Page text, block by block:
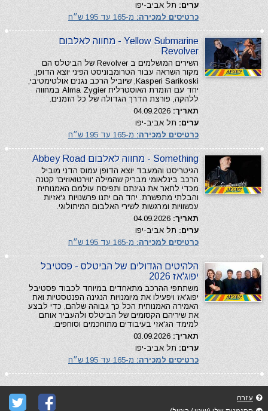
ערים: תל אביב-יפו
כרטיסים למכירה: מ-165 עד 195 ש״ח
Yellow Submarine - מחווה לאלבום
Revolver
השירים המושלמים ב Revolver של הביטלס הם
מקור השראה עבור הטרומבוניסט הפיני יוצא הדופן,
Kasperi Sarikoski, שיוביל הרכב נגנים אולטימטיבי,
יחד עם הזמרת האוסטרלית Alma Zygier במחווה
ללהקה, פורצת הדרך הגדולה של כל הזמנים.
תאריך:
ערים: תל אביב-יפו
כרטיסים למכירה: מ-165 עד 195 ש״ח
Something - מחווה לאלבום Abbey Road
הגיטריסט והמעבד יוצא הדופן עמוס הדני מוביל
הרכב בינלאומי מבריק שהמילה 'ווירטואוזים' קטנה
מכדי לתאר את נגינתם ותפיסת עולמם האמנותית
והבלתי מתפשרת. יחד הם יתנו פרשנויות ג'אזיות
עכשוויות ומרגשות לשירי האלבום המיתולוגי.
תאריך:
ערים: תל אביב-יפו
כרטיסים למכירה: מ-165 עד 195 ש״ח
הלהיטים הגדולים של הביטלס - פסטיבל
יפוג'אז 2026
משתתפי ההרכב מתאחדים במיוחד לכבוד פסטיבל
יפוג'אז ויפעילו את מיומנויות הנגינה הפנטסטיות ואת
האמירה האמנותית הכל כך גבוהה שלהם, כדי לבצע
את שיריהם הקסומים של הביטלס ולהעביר אותם
למימד הג'אזי בעיבודים מתוחכמים וסוחפים.
תאריך:
ערים: תל אביב-יפו
כרטיסים למכירה: מ-165 עד 195 ש״ח
עזרה